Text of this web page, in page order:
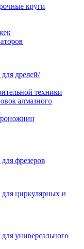
круги
дрелей/
техники
алмазного
фрезеров
циркулярных и
универсального